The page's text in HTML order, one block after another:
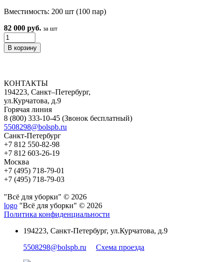
Вместимость: 200 шт (100 пар)
82 000 руб. за шт
КОНТАКТЫ
194223, Санкт–Петербург,
ул.Курчатова, д.9
Горячая линия
8 (800) 333-10-45 (Звонок бесплатный)
5508298@bolspb.ru
Санкт-Петербург
+7 812 550-82-98
+7 812 603-26-19
Москва
+7 (495) 718-79-01
+7 (495) 718-79-03
"Всё для уборки" © 2026
logo "Всё для уборки" © 2026
Политика конфиденциальности
194223, Санкт-Петербург, ул.Курчатова, д.9
5508298@bolspb.ru
Схема проезда